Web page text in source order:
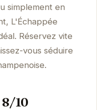
simplement en
L'Échappée
Réservez vite
vous séduire
8/10